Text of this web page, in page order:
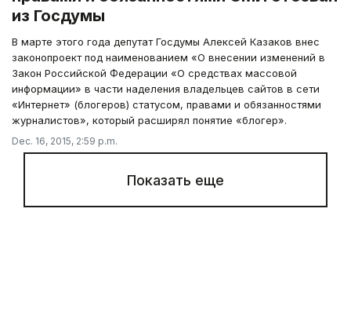
из Госдумы
В марте этого года депутат Госдумы Алексей Казаков внес
законопроект под наименованием «О внесении изменений в
Закон Российской Федерации «О средствах массовой
информации» в части наделения владельцев сайтов в сети
«Интернет» (блогеров) статусом, правами и обязанностями
журналистов», который расширял понятие «блогер».
Dec. 16, 2015, 2:59 p.m.
Показать еще